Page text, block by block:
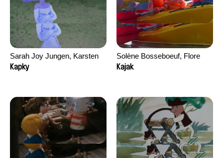
Sarah Joy Jungen, Karsten
Kjærulf-Hoop
Kapky
Solène Bosseboeuf, Flore
Dechorgnat, Tiphaine Klein,
Kajak